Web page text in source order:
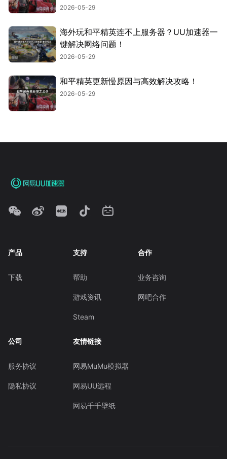
2026-05-29
海外玩和平精英连不上服务器？UU加速器一
键解决网络问题！
2026-05-29
和平精英更新慢原因与高效解决攻略！
2026-05-29
产品
下载
支持
帮助
游戏资讯
Steam
合作
业务咨询
网吧合作
公司
服务协议
隐私协议
友情链接
网易MuMu模拟器
网易UU远程
网易千千壁纸